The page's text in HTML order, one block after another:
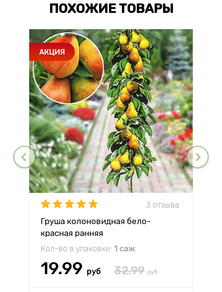
ПОХОЖИЕ ТОВАРЫ
АКЦИЯ
3 отзыва
Груша колоновидная бело-
красная ранняя
Кол-во в упаковке: 1 саж
19.99 руб 32.99 руб